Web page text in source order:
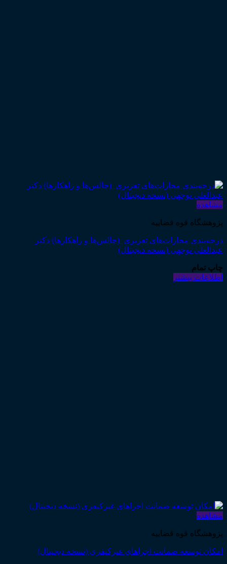
مشاهده
پژوهشگاه قوه قضاییه
درجه‌بندی مجازات‌های تعزیری (چالش‌ها و راهکارها) دکتر
عبدالعلی توجهی (نسخه دیجیتال)
چاپ تمام
اطلاعات بیشتر
مشاهده
پژوهشگاه قوه قضاییه
امکان توسعه ضمانت اجراهای غیرکیفری (نسخه دیجیتال)